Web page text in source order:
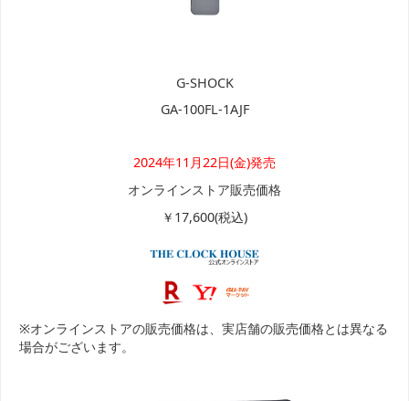
G-SHOCK
GA-100FL-1AJF
2024年11月22日(金)発売
オンラインストア販売価格
￥17,600(税込)
※オンラインストアの販売価格は、実店舗の販売価格とは異なる
場合がございます。